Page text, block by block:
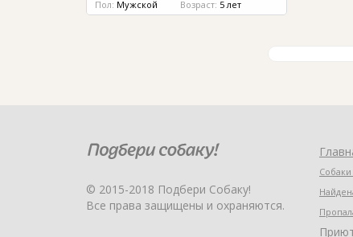
Пол: Мужской Возраст: 5 лет
© 2015-2018 Подбери Собаку!
Все права защищены и охраняются.